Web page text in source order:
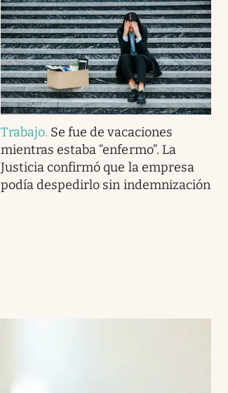
Trabajo. Se fue de vacaciones
mientras estaba “enfermo”. La
Justicia confirmó que la empresa
podía despedirlo sin indemnización